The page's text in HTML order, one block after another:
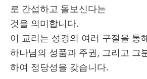
로 간섭하고 돌보신다는
것을 의미합니다.
이 교리는 성경의 여러 구절을 통
하나님의 성품과 주권 , 그리고 그
하여 정당성을 갖습니다.